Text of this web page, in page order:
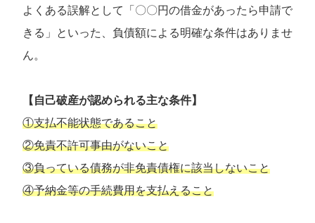
よくある誤解として「〇〇円の借金があったら申請で
きる」といった、負債額による明確な条件はありませ
ん。
【自己破産が認められる主な条件】
①支払不能状態であること
②免責不許可事由がないこと
③負っている債務が非免責債権に該当しないこと
④予納金等の手続費用を支払えること